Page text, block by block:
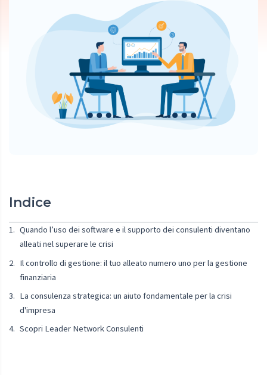
Indice
Quando l’uso dei software e il supporto dei consulenti diventano
alleati nel superare le crisi
Il controllo di gestione: il tuo alleato numero uno per la gestione
finanziaria
La consulenza strategica: un aiuto fondamentale per la crisi
d'impresa
Scopri Leader Network Consulenti